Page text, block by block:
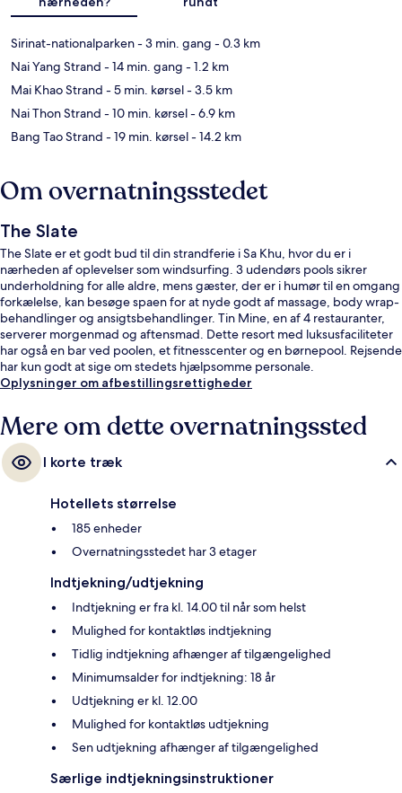
Sirinat-nationalparken- 3 min. gang - 0.3 km
Nai Yang Strand - 14 min. gang - 1.2 km
Mai Khao Strand - 5 min. kørsel- 3.5 km
Nai Thon Strand - 10 min. kørsel- 6.9 km
Bang Tao Strand - 19 min. kørsel- 14.2 km
Om overnatningsstedet
The Slate
The Slate er et godt bud til din strandferie i Sa Khu, hvor du er i
nærheden af oplevelser som windsurfing. 3 udendørs pools sikrer
underholdning for alle aldre, mens gæster, der er i humør til en omgang
forkælelse, kan besøge spaen for at nyde godt af massage, body wrap-
behandlinger og ansigtsbehandlinger. Tin Mine, en af 4 restauranter,
serverer morgenmad og aftensmad. Dette resort med luksusfaciliteter
har også en bar ved poolen, et fitnesscenter og en børnepool. Rejsende
har kun godt at sige om stedets hjælpsomme personale.
Oplysninger om afbestillingsrettigheder
Mere om dette overnatningssted
I korte træk
Hotellets størrelse
185 enheder
Overnatningsstedet har 3 etager
Indtjekning/udtjekning
Indtjekning er fra kl. 14.00 til når som helst
Mulighed for kontaktløs indtjekning
Tidlig indtjekning afhænger af tilgængelighed
Minimumsalder for indtjekning: 18 år
Udtjekning er kl. 12.00
Mulighed for kontaktløs udtjekning
Sen udtjekning afhænger af tilgængelighed
Særlige indtjekningsinstruktioner